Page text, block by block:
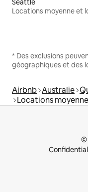
Seattle
* Des exclusions
géographiques et des
Airbnb Australie
Locations
©